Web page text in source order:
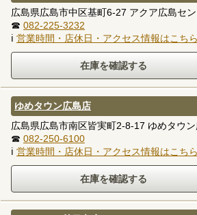
広島県広島市中区基町6-27 アクア広島セ
☎ 082-225-3232
ℹ 営業時間・店休日・アクセス情報はこちら
ゆめタウン広島店
広島県広島市南区皆実町2-8-17 ゆめタウ
☎ 082-250-6100
ℹ 営業時間・店休日・アクセス情報はこちら